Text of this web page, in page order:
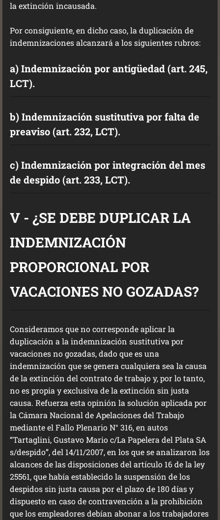
la extinción incausada.
Por consiguiente, en dicho caso, la duplicación de
indemnizaciones alcanzará a los siguientes rubros:
a) Indemnización por antigüedad (art. 245,
LCT).
b) Indemnización sustitutiva por falta de
preaviso (art. 232, LCT).
c) Indemnización por integración del mes
de despido (art. 233, LCT).
V - ¿SE DEBE DUPLICAR LA
INDEMNIZACIÓN
PROPORCIONAL POR
VACACIONES NO GOZADAS?
Consideramos que no corresponde aplicar la
duplicación a la indemnización sustitutiva por
vacaciones no gozadas, dado que es una
indemnización que se genera cualquiera sea la causa
de la extinción del contrato de trabajo y, por lo tanto,
no es propia y exclusiva de la extinción sin justa
causa. Refuerza esta opinión la solución aplicada por
la Cámara Nacional de Apelaciones del Trabajo
mediante el Fallo Plenario N° 316, en autos
“Tartaglini, Gustavo Mario c/La Papelera del Plata SA
s/despido”, del 14/11/2007, en los que se analizaron los
alcances de las disposiciones del artículo 16 de la ley
25561, que había establecido la suspensión de los
despidos sin justa causa por el plazo de 180 días y
dispuesto en caso de contravención a la prohibición
que los empleadores debían abonar a los trabajadores